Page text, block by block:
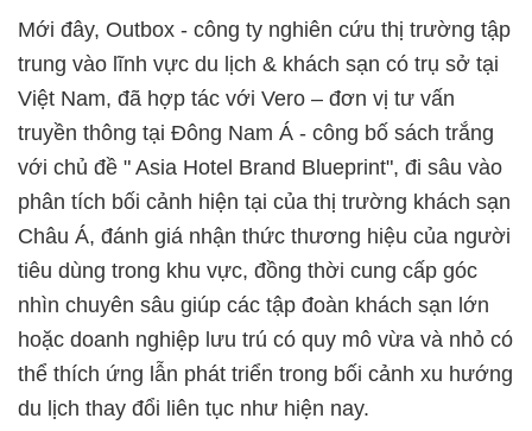
Mới đây, Outbox - công ty nghiên cứu thị trường tập
trung vào lĩnh vực du lịch & khách sạn có trụ sở tại
Việt Nam, đã hợp tác với Vero – đơn vị tư vấn
truyền thông tại Đông Nam Á - công bố sách trắng
với chủ đề " Asia Hotel Brand Blueprint", đi sâu vào
phân tích bối cảnh hiện tại của thị trường khách sạn
Châu Á, đánh giá nhận thức thương hiệu của người
tiêu dùng trong khu vực, đồng thời cung cấp góc
nhìn chuyên sâu giúp các tập đoàn khách sạn lớn
hoặc doanh nghiệp lưu trú có quy mô vừa và nhỏ có
thể thích ứng lẫn phát triển trong bối cảnh xu hướng
du lịch thay đổi liên tục như hiện nay.